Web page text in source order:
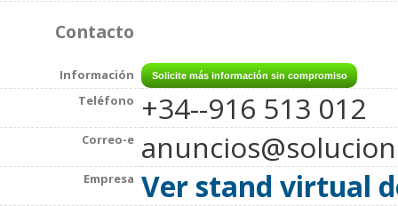
Contacto
Información
Teléfono
+34--916 513 012
Correo-e
Empresa Ver stand virtual